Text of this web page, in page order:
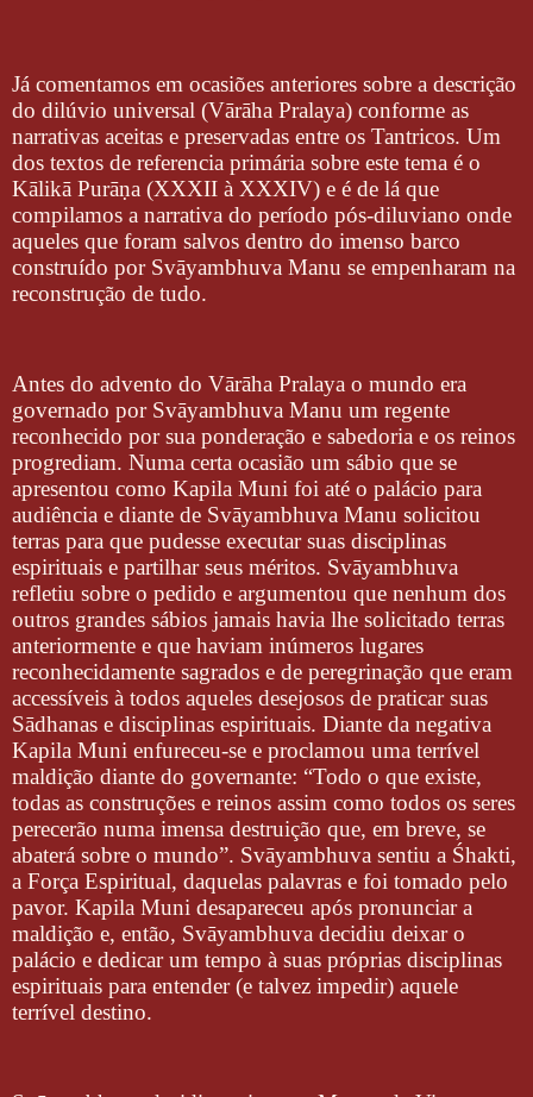
Já comentamos em ocasiões anteriores sobre a descrição
do dilúvio universal (Vārāha Pralaya) conforme as
narrativas aceitas e preservadas entre os Tantricos. Um
dos textos de referencia primária sobre este tema é o
Kālikā Purāṇa (XXXII à XXXIV) e é de lá que
compilamos a narrativa do período pós-diluviano onde
aqueles que foram salvos dentro do imenso barco
construído por Svāyambhuva Manu se empenharam na
reconstrução de tudo.
Antes do advento do Vārāha Pralaya o mundo era
governado por Svāyambhuva Manu um regente
reconhecido por sua ponderação e sabedoria e os reinos
progrediam. Numa certa ocasião um sábio que se
apresentou como Kapila Muni foi até o palácio para
audiência e diante de Svāyambhuva Manu solicitou
terras para que pudesse executar suas disciplinas
espirituais e partilhar seus méritos. Svāyambhuva
refletiu sobre o pedido e argumentou que nenhum dos
outros grandes sábios jamais havia lhe solicitado terras
anteriormente e que haviam inúmeros lugares
reconhecidamente sagrados e de peregrinação que eram
accessíveis à todos aqueles desejosos de praticar suas
Sādhanas e disciplinas espirituais. Diante da negativa
Kapila Muni enfureceu-se e proclamou uma terrível
maldição diante do governante: “Todo o que existe,
todas as construções e reinos assim como todos os seres
perecerão numa imensa destruição que, em breve, se
abaterá sobre o mundo”. Svāyambhuva sentiu a Śhakti,
a Força Espiritual, daquelas palavras e foi tomado pelo
pavor. Kapila Muni desapareceu após pronunciar a
maldição e, então, Svāyambhuva decidiu deixar o
palácio e dedicar um tempo à suas próprias disciplinas
espirituais para entender (e talvez impedir) aquele
terrível destino.